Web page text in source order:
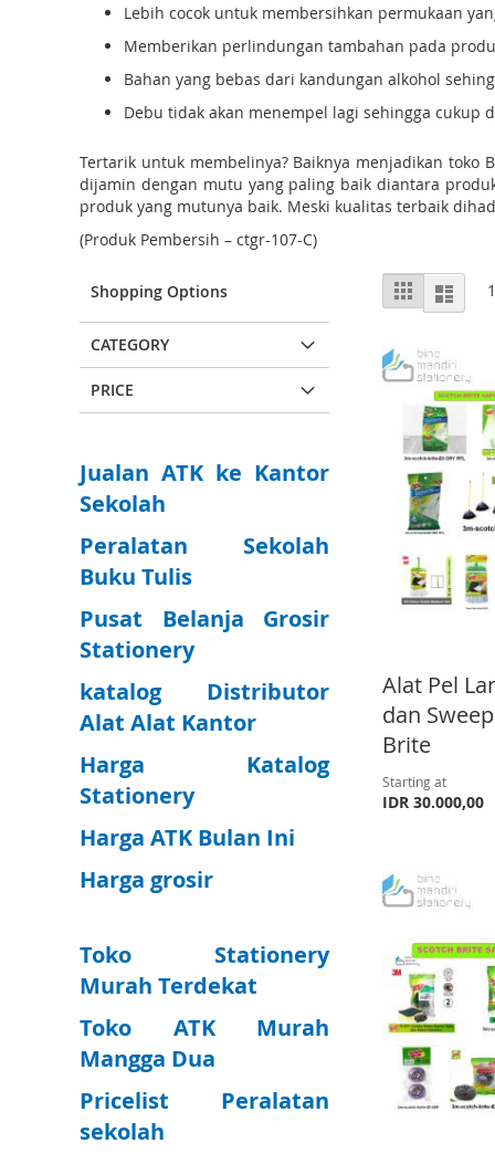
Lebih cocok untuk membersihkan permukaan
Memberikan perlindungan tambahan pada
Bahan yang bebas dari kandungan alkohol
Debu tidak akan menempel lagi sehingga cukup
Tertarik untuk membelinya? Baiknya menjadikan
dijamin dengan mutu yang paling baik diantara
produk yang mutunya baik. Meski kualitas terbaik
(Produk Pembersih – ctgr-107-C)
i
w
a
G
r L
i
t
Alat Pel
dan
Brite
Starting at
IDR 30.000,00
A
T
O
W
I
D
T
O
C
D
D
T
O
W
I
A
D
D
T
O
C
A
T
O
W
I
D
T
O
C
A
T
O
W
I
D
T
O
C
Shopping Options
CATEGORY
PRICE
Jualan ATK ke Kantor
Sekolah
Peralatan Sekolah
Buku Tulis
Pusat Belanja Grosir
Stationery
katalog Distributor
Alat Alat Kantor
Harga Katalog
Stationery
Harga ATK Bulan Ini
Harga grosir
Toko Stationery
Murah Terdekat
Toko ATK Murah
Mangga Dua
Pricelist Peralatan
sekolah